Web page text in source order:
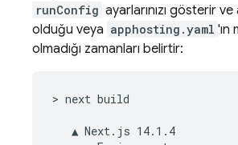
runConfig ayarlarınızı gösterir
olduğu veya apphosting.yaml 'ın
olmadığı zamanları belirtir:
> next build
   ▲ Next.js 14.1.4